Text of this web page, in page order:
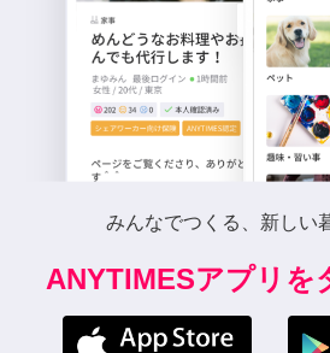
みんなでつくる、新しい
ANYTIMESアプリを